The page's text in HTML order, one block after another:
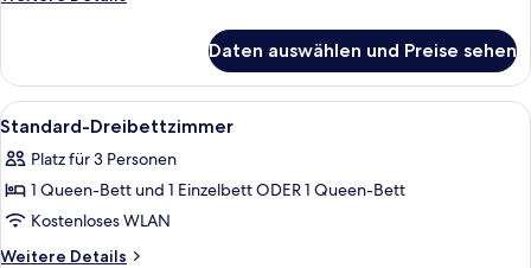
Einzelzimmer,
1 Einzelbett
Daten auswählen und Preise sehen
Alle
Fotos
für
Standard-
Dreibettzimmer
anzeigen
Ein Hotelzimmer mit zwei Betten,
3
Standard-Dreibettzimmer
Platz für 3 Personen
1 Queen-Bett und 1 Einzelbett ODER 1 Queen-Bett
Kostenloses WLAN
Weitere Details
Weitere